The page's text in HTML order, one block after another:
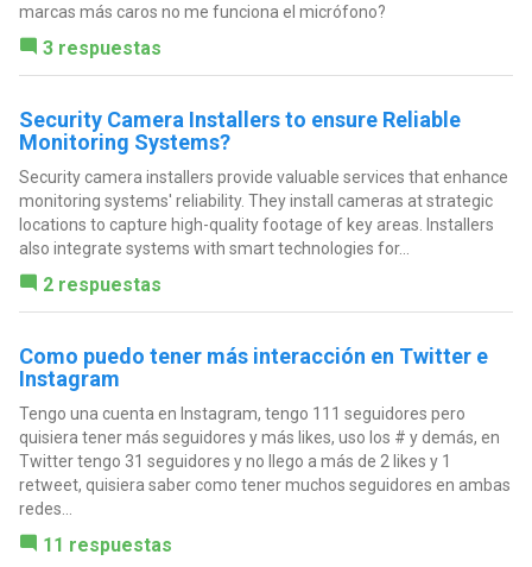
marcas más caros no me funciona el micrófono?
3 respuestas
Security Camera Installers to ensure Reliable
Monitoring Systems?
Security camera installers provide valuable services that enhance
monitoring systems' reliability. They install cameras at strategic
locations to capture high-quality footage of key areas. Installers
also integrate systems with smart technologies for...
2 respuestas
Como puedo tener más interacción en Twitter e
Instagram
Tengo una cuenta en Instagram, tengo 111 seguidores pero
quisiera tener más seguidores y más likes, uso los # y demás, en
Twitter tengo 31 seguidores y no llego a más de 2 likes y 1
retweet, quisiera saber como tener muchos seguidores en ambas
redes...
11 respuestas